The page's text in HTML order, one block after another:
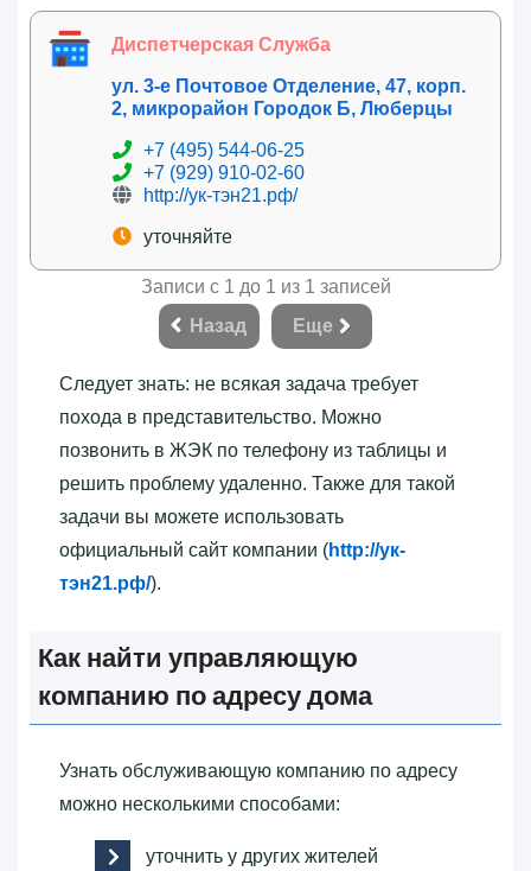
Диспетчерская Служба
ул. 3-е Почтовое Отделение, 47, корп.
2, микрорайон Городок Б, Люберцы
+7 (495) 544-06-25
+7 (929) 910-02-60
http://ук-тэн21.рф/
уточняйте
Записи с 1 до 1 из 1 записей
Назад
Еще
Следует знать: не всякая задача требует
похода в представительство. Можно
позвонить в ЖЭК по телефону из таблицы и
решить проблему удаленно. Также для такой
задачи вы можете использовать
официальный сайт компании (http://ук-
тэн21.рф/).
Как найти управляющую
компанию по адресу дома
Узнать обслуживающую компанию по адресу
можно несколькими способами:
уточнить у других жителей